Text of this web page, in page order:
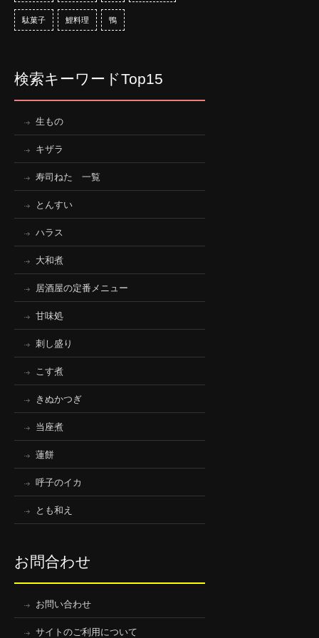
駄菓子 鯉料理 鴨
検索キーワードTop15
生もの
キザラ
寿司ねた 一覧
とんすい
ハラス
大和煮
居酒屋の定番メニュー
甘味処
刺し盛り
こす煮
きぬかつぎ
当座煮
蓮餅
呼子のイカ
とも和え
お問合わせ
お問い合わせ
サイトのご利用について